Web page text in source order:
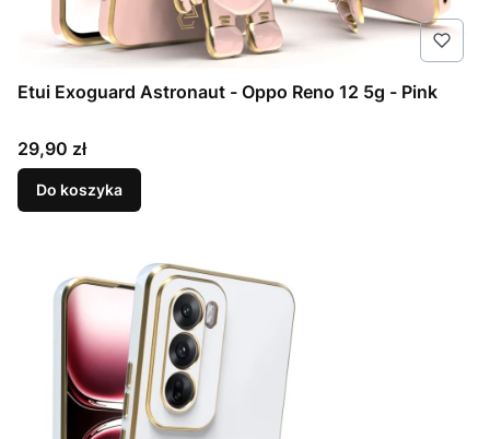
Etui Exoguard Astronaut - Oppo Reno 12 5g - Pink
Cena
29,90 zł
Do koszyka